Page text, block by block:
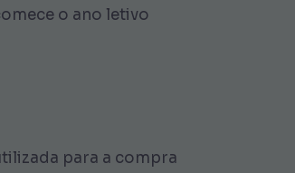
o ano letivo
para a compra